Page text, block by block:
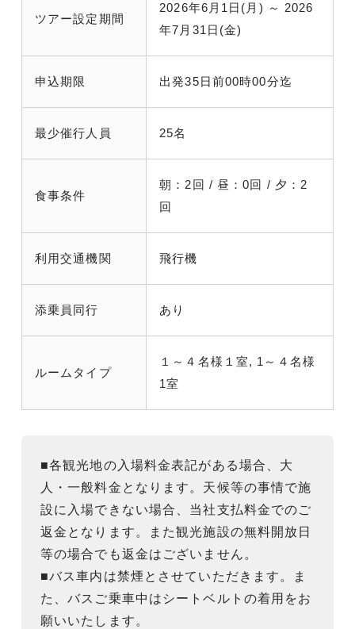
ツアー設定期間
2026年6月1日(月) ～ 2026
年7月31日(金)
申込期限 出発35日前00時00分迄
最少催行人員 25名
食事条件
朝：2回 / 昼：0回 / 夕：2
回
利用交通機関 飛行機
添乗員同行 あり
ルームタイプ
１～４名様１室, 1～４名様
1室
■各観光地の入場料金表記がある場合、大
人・一般料金となります。天候等の事情で施
設に入場できない場合、当社支払料金でのご
返金となります。また観光施設の無料開放日
等の場合でも返金はございません。
■バス車内は禁煙とさせていただきます。ま
た、バスご乗車中はシートベルトの着用をお
願いいたします。